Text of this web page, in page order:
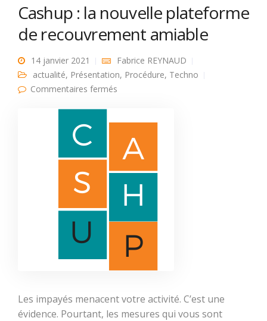
Cashup : la nouvelle plateforme
de recouvrement amiable
14 janvier 2021
Fabrice REYNAUD
actualité, Présentation, Procédure, Techno
Commentaires fermés
Les impayés menacent votre activité. C’est une
évidence. Pourtant, les mesures qui vous sont